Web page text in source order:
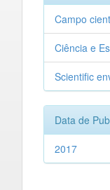
Campo
Ciência e
Scientific
Data de
2017